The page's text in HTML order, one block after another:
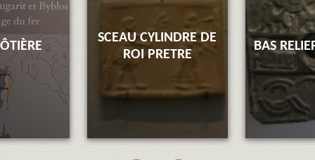
SCEAU CYLINDRE DE
ROI PRETRE
BAS